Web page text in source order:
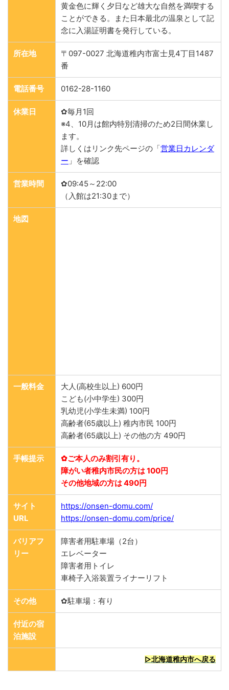
黄金色に輝く夕日など雄大な自然を満喫する
ことができる。また日本最北の温泉として記
念に入湯証明書を発行している。
所在地
〒097-0027 北海道稚内市富士見4丁目1487
番
電話番号 0162-28-1160
休業日
✿毎月1回
※4、10月は館内特別清掃のため2日間休業し
ます。
詳しくはリンク先ページの「営業日カレンダ
ー 」を確認
営業時間
✿09:45～22:00
（入館は21:30まで）
地図
一般料金
大人(高校生以上) 600円
こども(小中学生) 300円
乳幼児(小学生未満) 100円
高齢者(65歳以上) 稚内市民 100円
高齢者(65歳以上) その他の方 490円
手帳提示
✿ご本人のみ割引有り。
障がい者稚内市民の方は 100円
その他地域の方は 490円
サイト
URL
https://onsen-domu.com/
https://onsen-domu.com/price/
バリアフ
リー
障害者用駐車場（2台）
エレベーター
障害者用トイレ
車椅子入浴装置ライナーリフト
その他 ✿駐車場：有り
付近の宿
泊施設
▷北海道稚内市へ戻る